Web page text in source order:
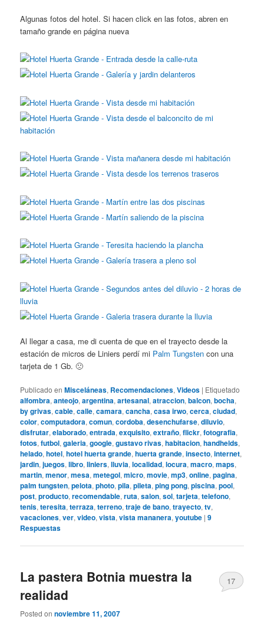
Algunas fotos del hotel. Si hacen click en las fotos, abren en
tamaño grande en página nueva
Al llegar a casa, me di cuenta de que en el trayecto desde la
estación de micros de Liniers perdí mi Palm Tungsten con una
tarjeta de 1 Gb. 🙁
Publicado en Misceláneas, Recomendaciones,Videos | Etiquetado
alfombra,anteojo,argentina,artesanal,atraccion,balcon,bocha,
by grivas,cable,calle,camara,cancha,casa irwo,cerca,ciudad,
color,computadora,comun,cordoba,desenchufarse,diluvio,
disfrutar,elaborado,entrada,exquisito,extraño,flickr,fotografia,
fotos,futbol,galeria,google,gustavo rivas,habitacion,handhelds,
helado,hotel,hotel huerta grande,huerta grande,insecto,internet,
jardin,juegos,libro,liniers,lluvia,localidad,locura,macro,maps,
martin,menor,mesa,metegol,micro,movie,mp3,online,pagina,
palm tungsten,pelota,photo,pila,pileta,ping pong,piscina,pool,
post,producto,recomendable,ruta,salon,sol,tarjeta,telefono,
tenis,teresita,terraza,terreno,traje de bano,trayecto,tv,
vacaciones,ver,video,vista,vista mananera,youtube |9
Respuestas
La pastera Botnia muestra la
realidad
Posted onnoviembre 11, 2007
17